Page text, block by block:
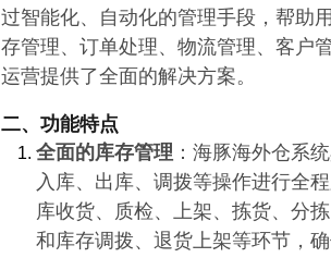
过智能化、自动化的管理手段，帮助
存管理、订单处理、物流管理、客户
运营提供了全面的解决方案。
二、功能特点
全面的库存管理 ：海豚海外仓系
入库、出库、调拨等操作进行全
库收货、质检、上架、拣货、分
和库存调拨、退货上架等环节，